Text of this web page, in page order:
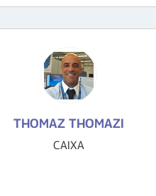
THOMAZ THOMAZI
CAIXA